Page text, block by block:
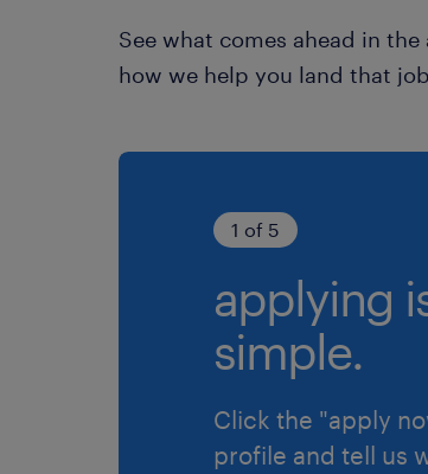
See what comes ahead in
how we help you land that
1 of 5
applying
simple.
Click the "apply
profile and tell us